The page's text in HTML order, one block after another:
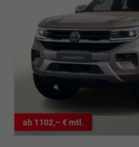
ab 1102,– € mtl.